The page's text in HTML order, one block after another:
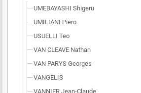
UMEBAYASHI Shigeru
UMILIANI Piero
USUELLI Teo
VAN CLEAVE Nathan
VAN PARYS Georges
VANGELIS
VANNIER Jean-Claude